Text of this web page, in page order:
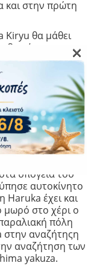
και στην πρώτη
Kiryu θα μάθει
βωμό της
ανώτερη ιδέα
και θα
θα φωτίσει
του
από τη
και πιο
ότι η
και
υπόγεια του
αυτοκίνητο
Haruka έχει και
μωρό στο χέρι ο
πόλη
στην αναζήτηςη
αναζήτηση των
yakuza.
×